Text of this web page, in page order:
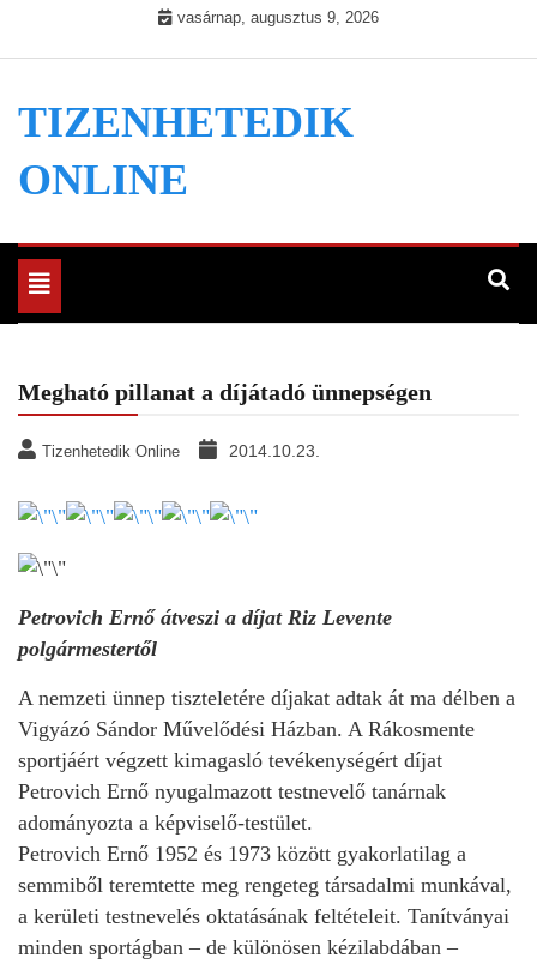
vasárnap, augusztus 9, 2026
TIZENHETEDIK
ONLINE
Toggle
navigation
Megható pillanat a díjátadó ünnepségen
Tizenhetedik Online 2014.10.23.
Petrovich Ernő átveszi a díjat Riz Levente
polgármestertől
A nemzeti ünnep tiszteletére díjakat adtak át ma délben a
Vigyázó Sándor Művelődési Házban. A Rákosmente
sportjáért végzett kimagasló tevékenységért díjat
Petrovich Ernő nyugalmazott testnevelő tanárnak
adományozta a képviselő-testület.
Petrovich Ernő 1952 és 1973 között gyakorlatilag a
semmiből teremtette meg rengeteg társadalmi munkával,
a kerületi testnevelés oktatásának feltételeit. Tanítványai
minden sportágban – de különösen kézilabdában –